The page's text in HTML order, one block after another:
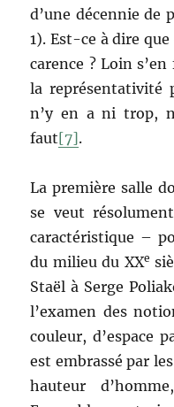
d’une décennie de
1). Est-ce à dire
carence ? Loin
la représentativité
n’y en a ni trop,
faut[7].
La première salle
se veut
caractéristique –
du milieu du XXe
Staël à Serge
l’examen des
couleur, d’espace
est embrassé par
hauteur